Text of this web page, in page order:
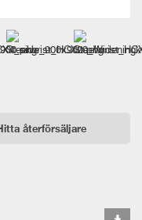
återförsäljare